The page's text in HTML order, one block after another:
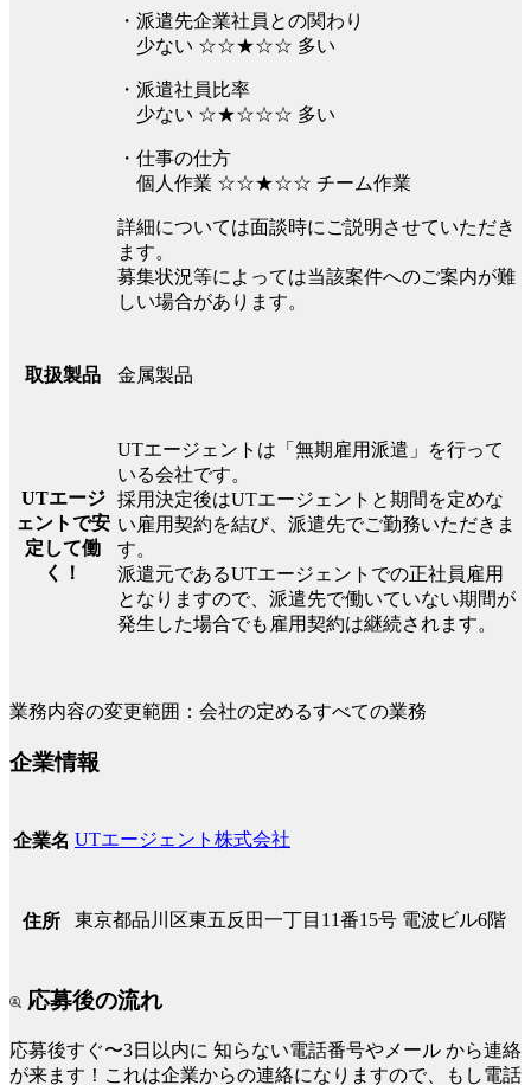
・派遣先企業社員との関わり
少ない ☆☆★☆☆ 多い
・派遣社員比率
少ない ☆★☆☆☆ 多い
・仕事の仕方
個人作業 ☆☆★☆☆ チーム作業
詳細については面談時にご説明させていただき
ます。
募集状況等によっては当該案件へのご案内が難
しい場合があります。
取扱製品 金属製品
UTエージ
ェントで安
定して働
く！
UTエージェントは「無期雇用派遣」を行って
いる会社です。
採用決定後はUTエージェントと期間を定めな
い雇用契約を結び、派遣先でご勤務いただきま
す。
派遣元であるUTエージェントでの正社員雇用
となりますので、派遣先で働いていない期間が
発生した場合でも雇用契約は継続されます。
業務内容の変更範囲：会社の定めるすべての業務
企業情報
企業名 UTエージェント株式会社
住所 東京都品川区東五反田一丁目11番15号 電波ビル6階
応募後の流れ
応募後すぐ〜3日以内に 知らない電話番号やメール から連絡
が来ます！これは企業からの連絡になりますので、もし電話